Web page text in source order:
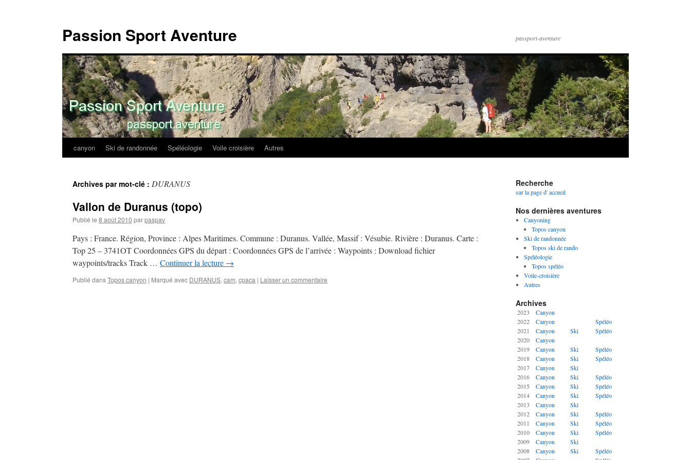
Passion Sport Aventure passport-aventure
Aller
contenu
canyon Ski de randonnée Spéléologie Voile croisière Autres
Archives par mot-clé : DURANUS
Vallon de Duranus (topo)
Publié le 8 août 2010 parpaspav
Pays : France. Région, Province : Alpes Maritimes. Commune : Duranus. Vallée, Massif : Vésubie. Rivière : Duranus. Carte :
Top 25 – 3741OT Coordonnées GPS du départ : Coordonnées GPS de l’arrivée : Waypoints : Download fichier
waypoints/tracks Track … Continuer la lecture →
Publié dansTopos canyon | Marqué avec DURANUS, cam, cpaca | Laisser un commentaire
Recherche
sur la page d' accueil
Nos dernières aventures
Canyoning
Topos canyon
Ski de randonnée
Topos ski de rando
Spéléologie
Topos spéléo
Voile-croisière
Autres
Archives
2023
Canyon
2022
Canyon
Spéléo
2021
Canyon Ski
Spéléo
2020
Canyon
2019
Canyon Ski
Spéléo
2018
Canyon Ski
Spéléo
2017
Canyon
Ski
2016
Canyon Ski
Spéléo
2015
Canyon Ski
Spéléo
2014
Canyon Ski
Spéléo
2013
Canyon
Ski
2012
Canyon Ski
Spéléo
2011
Canyon Ski
Spéléo
2010
Canyon Ski
Spéléo
2009
Canyon
Ski
2008
Canyon Ski
Spéléo